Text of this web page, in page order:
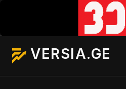
VERSIA.GE